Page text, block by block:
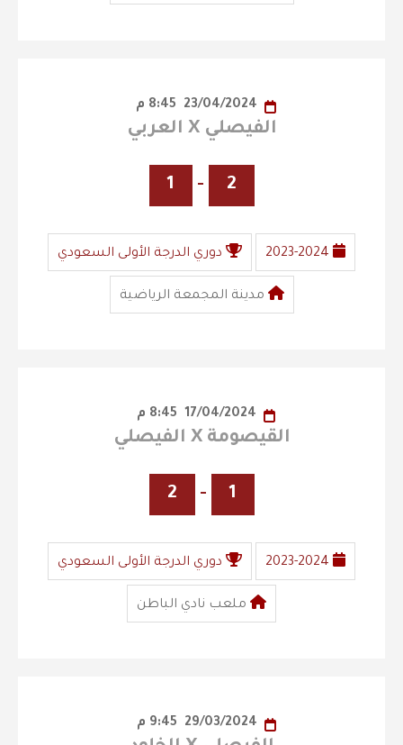
الفيصلي X العربي
2
-
1
2023-2024 دوري الدرجة الأولى السعودي
مدينة المجمعة الرياضية
القيصومة X الفيصلي
1
-
2
2023-2024 دوري الدرجة الأولى السعودي
ملعب نادي الباطن